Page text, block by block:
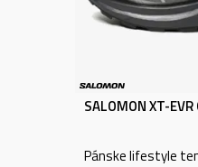
SALOMON XT-EVR
Pánske lifestyle